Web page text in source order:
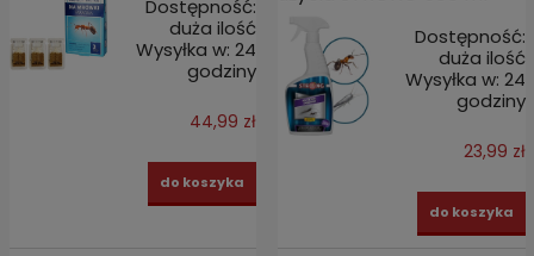
Dostępność:
duża ilość
Wysyłka w: 24
godziny
44,99 zł
do koszyka
Dostępność:
duża ilość
Wysyłka w: 24
godziny
23,99 zł
do koszyka